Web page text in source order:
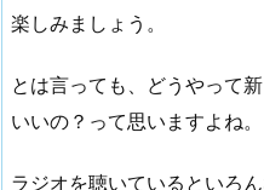
楽しみましょう。
とは言っても、どうやって
いいの？って思いますよね。
ラジオを聴いているといろ